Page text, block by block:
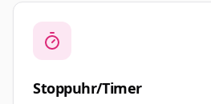
Stoppuhr/Timer